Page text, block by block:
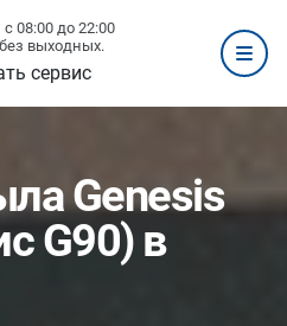
08:00 до 22:00
выходных.
сервис
Genesis
G90) в